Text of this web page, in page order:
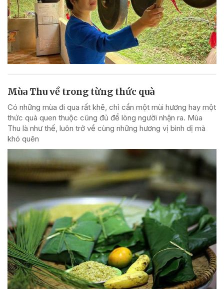
Mùa Thu về trong từng thức quà
Có những mùa đi qua rất khẽ, chỉ cần một mùi hương hay một
thức quà quen thuộc cũng đủ để lòng người nhận ra. Mùa
Thu là như thế, luôn trở về cùng những hương vị bình dị mà
khó quên